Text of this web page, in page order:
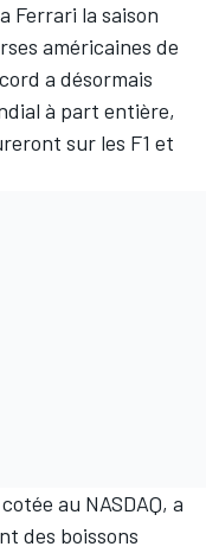
Ferrari la saison
américaines de
a désormais
à part entière,
sur les F1 et
au NASDAQ, a
des boissons